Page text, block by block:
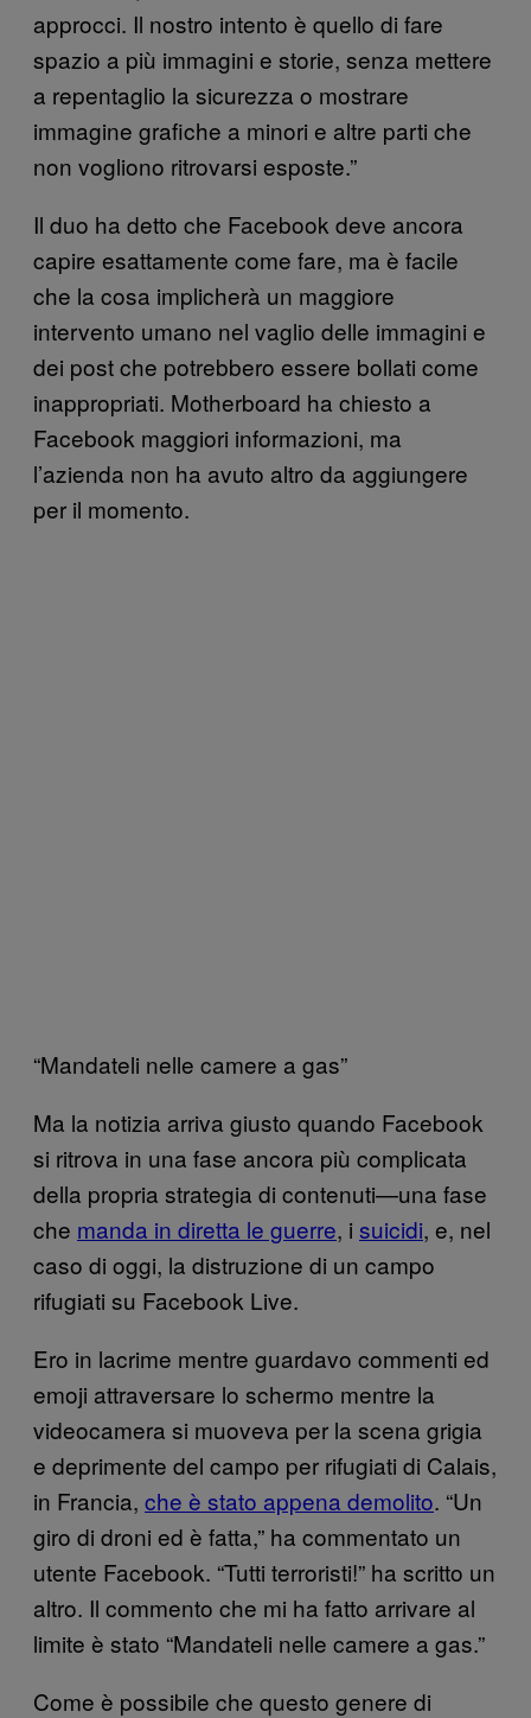
approcci. Il nostro intento è quello di fare
spazio a più immagini e storie, senza mettere
a repentaglio la sicurezza o mostrare
immagine grafiche a minori e altre parti che
non vogliono ritrovarsi esposte.”
Il duo ha detto che Facebook deve ancora
capire esattamente come fare, ma è facile
che la cosa implicherà un maggiore
intervento umano nel vaglio delle immagini e
dei post che potrebbero essere bollati come
inappropriati. Motherboard ha chiesto a
Facebook maggiori informazioni, ma
l’azienda non ha avuto altro da aggiungere
per il momento.
“Mandateli nelle camere a gas”
Ma la notizia arriva giusto quando Facebook
si ritrova in una fase ancora più complicata
della propria strategia di contenuti—una fase
che manda in diretta le guerre, i suicidi, e, nel
caso di oggi, la distruzione di un campo
rifugiati su Facebook Live.
Ero in lacrime mentre guardavo commenti ed
emoji attraversare lo schermo mentre la
videocamera si muoveva per la scena grigia
e deprimente del campo per rifugiati di Calais,
in Francia, che è stato appena demolito. “Un
giro di droni ed è fatta,” ha commentato un
utente Facebook. “Tutti terroristi!” ha scritto un
altro. Il commento che mi ha fatto arrivare al
limite è stato “Mandateli nelle camere a gas.”
Come è possibile che questo genere di